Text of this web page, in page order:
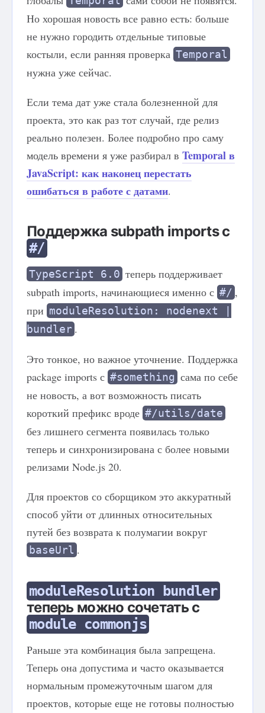
Но хорошая новость все равно есть: больше
не нужно городить отдельные типовые
костыли, если ранняя проверка Temporal
нужна уже сейчас.
Если тема дат уже стала болезненной для
проекта, это как раз тот случай, где релиз
реально полезен. Более подробно про саму
модель времени я уже разбирал в Temporal в
JavaScript: как наконец перестать
ошибаться в работе с датами.
Поддержка subpath imports с
#/
TypeScript 6.0 теперь поддерживает
subpath imports, начинающиеся именно с #/ ,
при moduleResolution: nodenext |
bundler .
Это тонкое, но важное уточнение. Поддержка
package imports с #something сама по себе
не новость, а вот возможность писать
короткий префикс вроде #/utils/date
без лишнего сегмента появилась только
теперь и синхронизирована с более новыми
релизами Node.js 20.
Для проектов со сборщиком это аккуратный
способ уйти от длинных относительных
путей без возврата к полумагии вокруг
baseUrl .
moduleResolution bundler
теперь можно сочетать с
module commonjs
Раньше эта комбинация была запрещена.
Теперь она допустима и часто оказывается
нормальным промежуточным шагом для
проектов, которые еще не готовы полностью